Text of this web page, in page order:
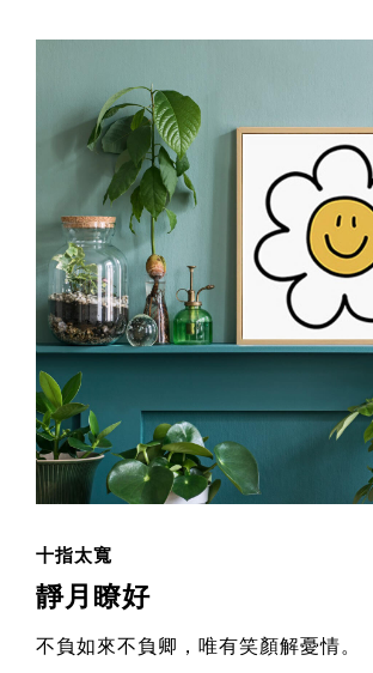
十指太寬
靜月瞭好
不負如來不負卿，唯有笑顏解憂情。